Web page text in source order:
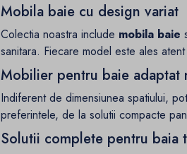
Mobila baie cu design variat
Colectia noastra include mobila baie
sanitara. Fiecare model este ales
Mobilier pentru baie adaptat
Indiferent de dimensiunea spatiului,
preferintele, de la solutii compacte
Solutii complete pentru baia